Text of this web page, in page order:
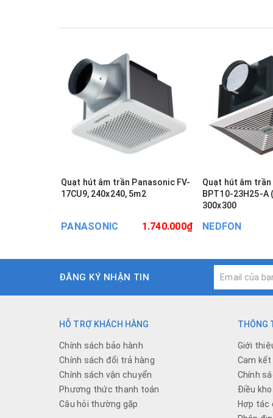
Quạt hút âm trần Panasonic FV-
17CU9, 240x240, 5m2
PANASONIC 1.740.000₫
Quạt hút âm
BPT10-23H25-A (7-11 m²)
300x300
NEDFON
ĐĂNG KÝ NHẬN TIN
HỖ TRỢ KHÁCH HÀNG
Chính sách bảo hành
Chính sách đổi trả hàng
Chính sách vận chuyển
Phương thức thanh toán
Câu hỏi thường gặp
THÔNG
Giới
Cam
Chính
Điều
Hợp tác